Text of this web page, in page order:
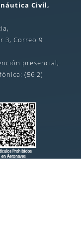
Civil,
3, Correo 9
presencial,
(56 2)